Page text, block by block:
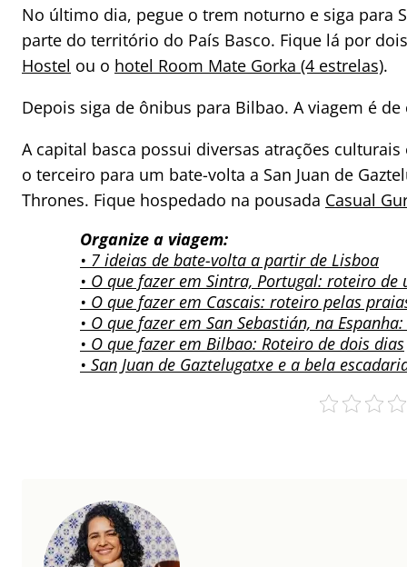
No último dia, pegue o trem noturno e siga para
parte do território do País Basco. Fique lá por
Hostel ou o hotel Room Mate Gorka (4 estrelas).
Depois siga de ônibus para Bilbao. A viagem é de
A capital basca possui diversas atrações
o terceiro para um bate-volta a San Juan de
Thrones. Fique hospedado na pousada Casual
Organize a viagem:
• 7 ideias de bate-volta a partir de Lisboa
• O que fazer em Sintra, Portugal: roteiro de
• O que fazer em Cascais: roteiro pelas
• O que fazer em San Sebastián, na
• O que fazer em Bilbao: Roteiro de dois dias
• San Juan de Gaztelugatxe e a bela